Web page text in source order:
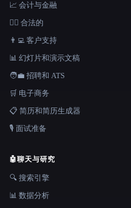
📈 会计与金融
👩‍⚖️ 合法的
👨‍💻 客户支持
📊 幻灯片和演示文稿
🧑‍💼 招聘和 ATS
🛒 电子商务
📋 简历和简历生成器
🎙️ 面试准备
🤖聊天与研究
🔍 搜索引擎
📊 数据分析